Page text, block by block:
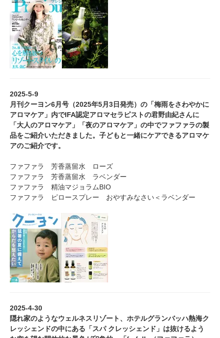
2025-5-9
月刊クーヨン6月号（2025年5月3日発売）の「梅雨をさわやかに
アロマケア」内でIFA認定アロマセラピストの君野由紀さんに
「大人のアロマケア」「夜のアロマケア」の中でファファラの製
品をご紹介いただきました。子どもと一緒にケアできるアロマケ
アのご紹介です。
ファファラ 芳香蒸留水 ローズ
ファファラ 芳香蒸留水 ラベンダー
ファファラ 精油マジョラムBIO
ファファラ ピロースプレー おやすみなさい＜ラベンダー
2025-4-30
隠れ家のようなウェルネスリゾート、ホテルグランバッハ熱海ク
レッシェンドの中にある「スパ クレッシェンド」は抜けるよう